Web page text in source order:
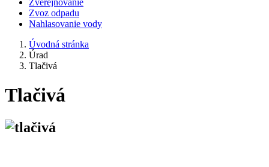
Zverejňovanie
Zvoz odpadu
Nahlasovanie vody
Úvodná stránka
Úrad
Tlačivá
Tlačivá